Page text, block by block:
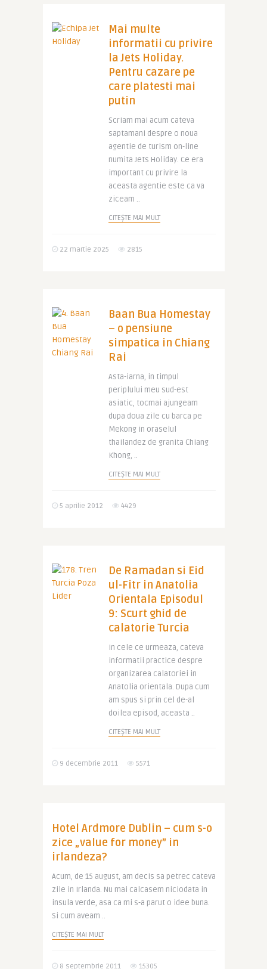
Mai multe
informatii cu privire
la Jets Holiday.
Pentru cazare pe
care platesti mai
putin
Scriam mai acum cateva
saptamani despre o noua
agentie de turism on-line
numita Jets Holiday. Ce era
important cu privire la
aceasta agentie este ca va
ziceam ..
CITEȘTE MAI MULT
22 martie 2025 2815
Baan Bua Homestay
– o pensiune
simpatica in Chiang
Rai
Asta-iarna, in timpul
periplului meu sud-est
asiatic, tocmai ajungeam
dupa doua zile cu barca pe
Mekong in oraselul
thailandez de granita Chiang
Khong, ..
CITEȘTE MAI MULT
5 aprilie 2012 4429
De Ramadan si Eid
ul-Fitr in Anatolia
Orientala Episodul
9: Scurt ghid de
calatorie Turcia
In cele ce urmeaza, cateva
informatii practice despre
organizarea calatoriei in
Anatolia orientala. Dupa cum
am spus si prin cel de-al
doilea episod, aceasta ..
CITEȘTE MAI MULT
9 decembrie 2011 5571
Hotel Ardmore Dublin – cum s-o
zice „value for money” in
irlandeza?
Acum, de 15 august, am decis sa petrec cateva
zile in Irlanda. Nu mai calcasem niciodata in
insula verde, asa ca mi s-a parut o idee buna.
Si cum aveam ..
CITEȘTE MAI MULT
8 septembrie 2011 15305